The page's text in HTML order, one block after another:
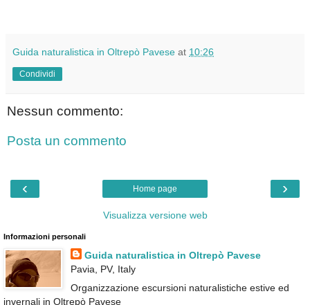
Guida naturalistica in Oltrepò Pavese at 10:26
Condividi
Nessun commento:
Posta un commento
‹ ›
Home page
Visualizza versione web
Informazioni personali
Guida naturalistica in Oltrepò Pavese
Pavia, PV, Italy
Organizzazione escursioni naturalistiche estive ed
invernali in Oltrepò Pavese